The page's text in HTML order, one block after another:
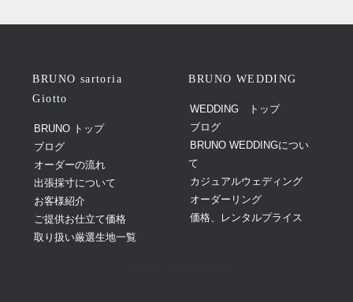
BRUNO sartoria
Giotto
BRUNO トップ
ブログ
オーダーの流れ
出張採寸について
お客様紹介
ご提供お仕立て価格
取り扱い厳選生地一覧
BRUNO WEDDING
WEDDING トップ
ブログ
BRUNO WEDDINGについ
て
カジュアルウェディング
オーダーリング
価格、レンタルプライス